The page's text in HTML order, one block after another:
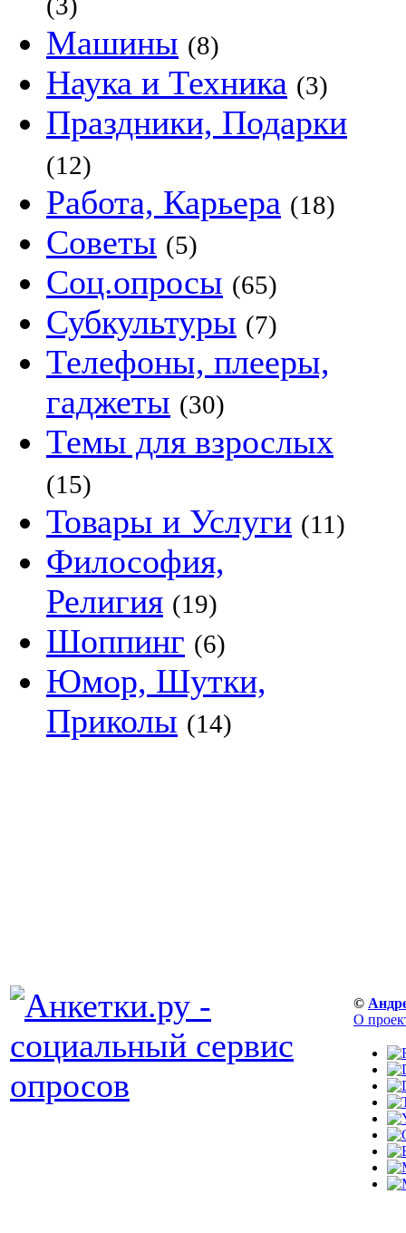
Машины (8)
Наука и Техника (3)
Праздники, Подарки
(12)
Работа, Карьера (18)
Советы (5)
Соц.опросы (65)
Субкультуры (7)
Телефоны, плееры,
гаджеты (30)
Темы для взрослых
(15)
Товары и Услуги (11)
Философия,
Религия (19)
Шоппинг (6)
Юмор, Шутки,
Приколы (14)
©
О